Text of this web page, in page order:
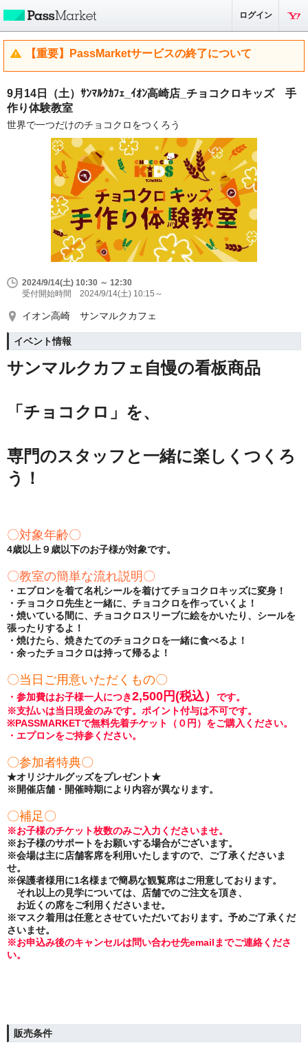
ログイン
【重要】PassMarketサービスの終了について
9月14日（土）ｻﾝﾏﾙｸｶﾌｪ_ｲｵﾝ高崎店_チョコクロキッズ 手
作り体験教室
世界で一つだけのチョコクロをつくろう
2024/9/14(土) 10:30 ～ 12:30
受付開始時間 2024/9/14(土) 10:15～
イオン高崎 サンマルクカフェ
イベント情報
サンマルクカフェ自慢の看板商品
「チョコクロ」を、
専門のスタッフと一緒に楽しくつくろ
う！
〇対象年齢〇
4歳以上９歳以下のお子様が対象です。
〇教室の簡単な流れ説明〇
・エプロンを着て名札シールを着けてチョコクロキッズに変身！
・チョコクロ先生と一緒に、チョコクロを作っていくよ！
・焼いている間に、チョコクロスリーブに絵をかいたり、シールを
張ったりするよ！
・焼けたら、焼きたてのチョコクロを一緒に食べるよ！
・余ったチョコクロは持って帰るよ！
〇当日ご用意いただくもの〇
・参加費はお子様一人につき2,500円(税込）
です。
※支払いは当日現金のみです。ポイント付与は不可です。
※PASSMARKETで無料先着チケット（０円）をご購入ください。
・エプロンをご持参ください。
〇参加者特典〇
★オリジナルグッズをプレゼント★
※開催店舗・開催時期により内容が異なります。
〇補足〇
※お子様のチケット枚数のみご入力くださいませ。
※お子様のサポートをお願いする場合がございます。
※会場は主に店舗客席を利用いたしますので、 ご了承くださいま
せ。
※保護者様用に1名様まで簡易な観覧席はご用意しております。
それ以上の見学については、店舗でのご注文を頂き、
お近くの席をご利用くださいませ。
※マスク着用は任意とさせていただいております。予めご了承くだ
さいませ。
※お申込み後のキャンセルは問い合わせ先emailまでご連絡くださ
い。
販売条件